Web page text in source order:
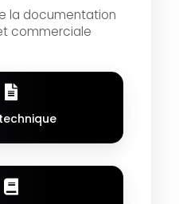
la documentation
commerciale